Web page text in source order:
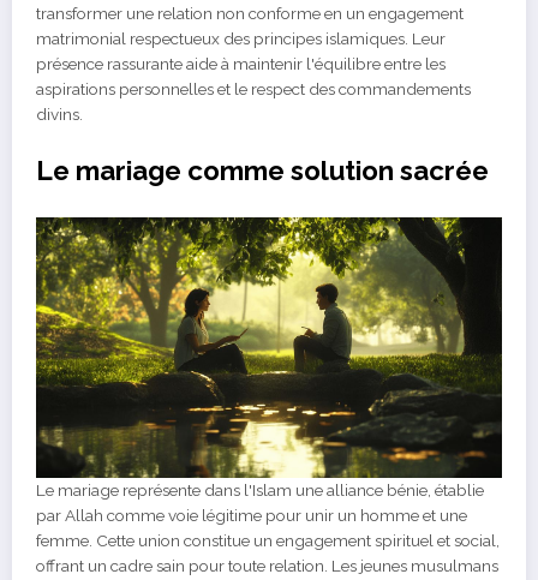
transformer une relation non conforme en un engagement
matrimonial respectueux des principes islamiques. Leur
présence rassurante aide à maintenir l'équilibre entre les
aspirations personnelles et le respect des commandements
divins.
Le mariage comme solution sacrée
Le mariage représente dans l'Islam une alliance bénie, établie
par Allah comme voie légitime pour unir un homme et une
femme. Cette union constitue un engagement spirituel et social,
offrant un cadre sain pour toute relation. Les jeunes musulmans